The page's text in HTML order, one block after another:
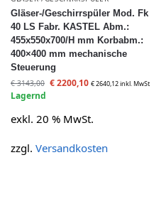
Gläser-/Geschirrspüler Mod. Fk
40 LS Fabr. KASTEL Abm.:
455x550x700/H mm Korbabm.:
400×400 mm mechanische
Steuerung
€3143,00 €2200,10 €2640,12inkl. MwSt
Lagernd
exkl. 20 % MwSt.
zzgl. Versandkosten